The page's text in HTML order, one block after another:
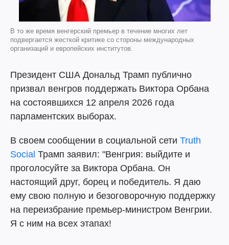
В то же время венгерский премьер в течение многих лет
подвергается жесткой критике со стороны международных
организаций и европейских институтов.
Президент США Дональд Трамп публично
призвал венгров поддержать Виктора Орбана
на состоявшихся 12 апреля 2026 года
парламентских выборах.
В своем сообщении в социальной сети Truth
Social Трамп заявил: "Венгрия: выйдите и
проголосуйте за Виктора Орбана. Он
настоящий друг, борец и победитель. Я даю
ему свою полную и безоговорочную поддержку
на переизбрание премьер-министром Венгрии.
Я с ним на всех этапах!